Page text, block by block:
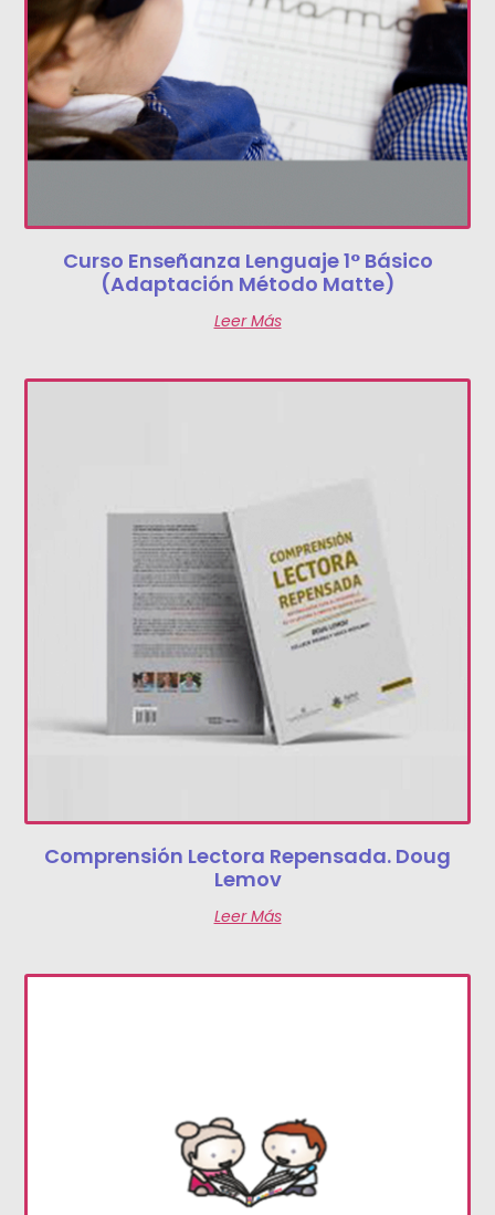
Curso Enseñanza Lenguaje 1° Básico
(Adaptación Método Matte)
Leer Más
Comprensión Lectora Repensada. Doug
Lemov
Leer Más